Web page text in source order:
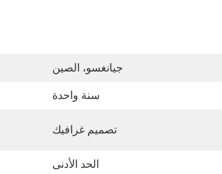
جيانغسو، الصين
سنة واحدة
تصميم غرافيك
الحد الأدنى